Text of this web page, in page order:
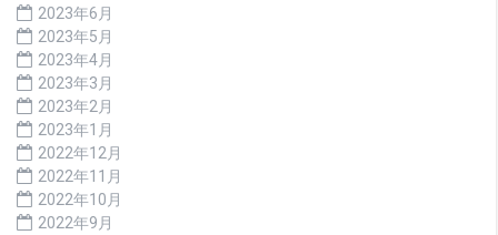
2023年6月
2023年5月
2023年4月
2023年3月
2023年2月
2023年1月
2022年12月
2022年11月
2022年10月
2022年9月